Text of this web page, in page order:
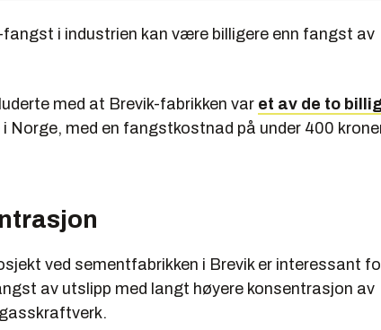
i industrien kan være billigere enn fangst av
med at Brevik-fabrikken var et av de to
i Norge, med en fangstkostnad på under 400
ved sementfabrikken i Brevik er interessant
av utslipp med langt høyere konsentrasjon av